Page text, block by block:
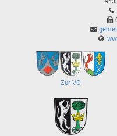
Zur VG